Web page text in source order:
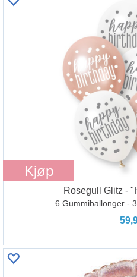
Kjøp
Rosegull Glitz -
6 Gummiballonger -